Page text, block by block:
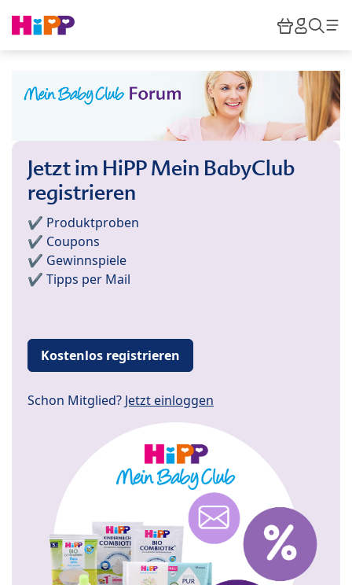
HiPP
Jetzt im HiPP Mein BabyClub
registrieren
✔️ Produktproben
✔️ Coupons
✔️ Gewinnspiele
✔️ Tipps per Mail
Kostenlos registrieren
Schon Mitglied? Jetzt einloggen